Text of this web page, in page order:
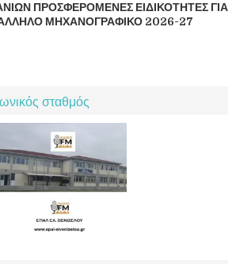
ΠΡΟΣΦΕΡΟΜΕΝΕΣ ΕΙΔΙΚΟΤΗΤΕΣ ΓΙΑ
ΜΗΧΑΝΟΓΡΑΦΙΚΟ 2026-27
σταθμός